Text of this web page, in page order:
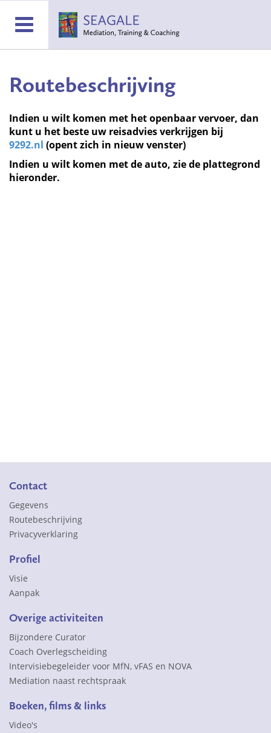
Routebeschrijving
Indien u wilt komen met het openbaar vervoer, dan
kunt u het beste uw reisadvies verkrijgen bij
9292.nl (opent zich in nieuw venster)
Indien u wilt komen met de auto, zie de plattegrond
hieronder.
Contact
Gegevens
Routebeschrijving
Privacyverklaring
Profiel
Visie
Aanpak
Overige activiteiten
Bijzondere Curator
Coach Overlegscheiding
Intervisiebegeleider voor MfN, vFAS en NOVA
Mediation naast rechtspraak
Boeken, films & links
Video's